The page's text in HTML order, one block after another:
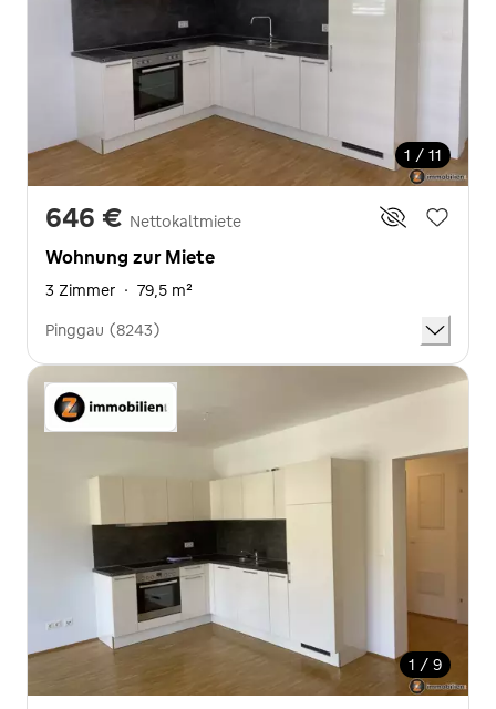
1 / 11
646 € Nettokaltmiete
Wohnung zur Miete
3 Zimmer · 79,5 m²
Pinggau (8243)
1 / 9